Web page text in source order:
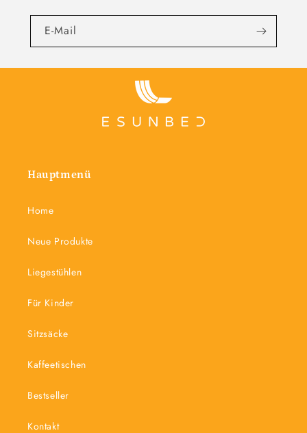
E-Mail
Hauptmenü
Home
Neue Produkte
Liegestühlen
Für Kinder
Sitzsäcke
Kaffeetischen
Bestseller
Kontakt